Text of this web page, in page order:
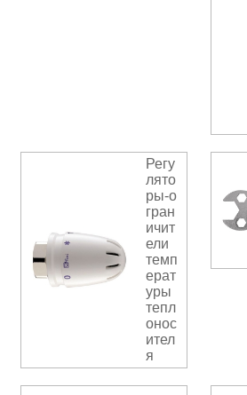
Регу
лято
ры-о
гран
ичит
ели
темп
ерат
уры
тепл
онос
ител
я